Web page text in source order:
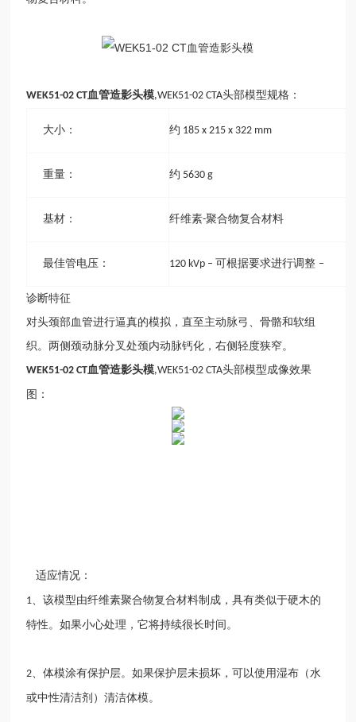
WEK51-02 CT血管造影头模,WEK51-02 CTA头部模型规格：
大小： 约 185 x 215 x 322 mm
重量： 约 5630 g
基材： 纤维素-聚合物复合材料
最佳管电压： 120 kVp –可根据要求进行调整 –
诊断特征
对头颈部血管进行逼真的模拟，直至主动脉弓、骨骼和软组
织。两侧颈动脉分叉处颈内动脉钙化，右侧轻度狭窄。
WEK51-02 CT血管造影头模,WEK51-02 CTA头部模型成像效果
图：
适应情况：
1 、该模型由纤维素聚合物复合材料制成，具有类似于硬木的
特性。如果小心处理，它将持续很长时间。
2 、体模涂有保护层。如果保护层未损坏，可以使用湿布（水
或中性清洁剂）清洁体模。